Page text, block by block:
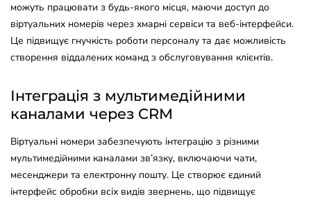
можуть працювати з будь-якого місця, маючи доступ до
віртуальних номерів через хмарні сервіси та веб-інтерфейси.
Це підвищує гнучкість роботи персоналу та дає можливість
створення віддалених команд з обслуговування клієнтів.
Інтеграція з мультимедійними
каналами через CRM
Віртуальні номери забезпечують інтеграцію з різними
мультимедійними каналами зв’язку, включаючи чати,
месенджери та електронну пошту. Це створює єдиний
інтерфейс обробки всіх видів звернень, що підвищує